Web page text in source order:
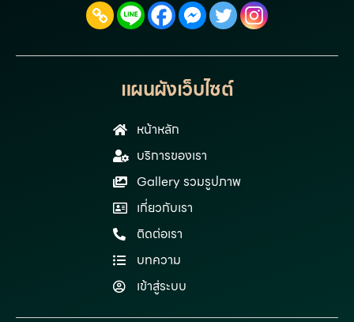
แผนผังเว็บไซต์
หน้าหลัก
บริการของเรา
Gallery รวมรูปภาพ
เกี่ยวกับเรา
ติดต่อเรา
บทความ
เข้าสู่ระบบ